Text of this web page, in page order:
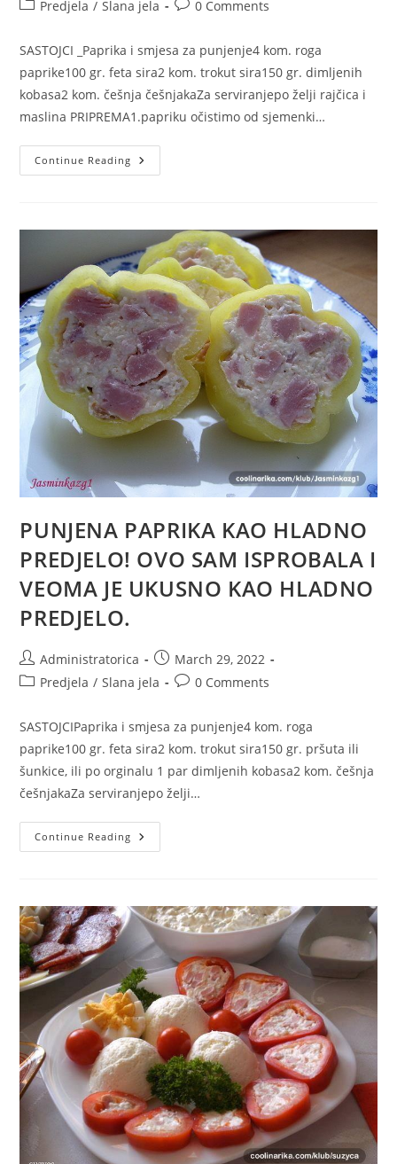
PostPredjela / Slana jela
Post0 Comments
SASTOJCI _Paprika i smjesa za punjenje4 kom. roga
paprike100 gr. feta sira2 kom. trokut sira150 gr. dimljenih
kobasa2 kom. češnja češnjakaZa serviranjepo želji rajčica i
maslina PRIPREMA1.papriku očistimo od sjemenki…
Continue Reading PUNJENA
PAPRIKA
SAM
ISPROBALA
I
VEOMA
JE
UKUSNO
KAO
HLADNO
PREDJELO
PUNJENA PAPRIKA KAO HLADNO
PREDJELO! OVO SAM ISPROBALA I
VEOMA JE UKUSNO KAO HLADNO
PREDJELO.
Post
author:
Administratorica
Post
published:
March 29, 2022
PostPredjela / Slana jela
Post0 Comments
SASTOJCIPaprika i smjesa za punjenje4 kom. roga
paprike100 gr. feta sira2 kom. trokut sira150 gr. pršuta ili
šunkice, ili po orginalu 1 par dimljenih kobasa2 kom. češnja
češnjakaZa serviranjepo želji…
Continue Reading PUNJENA
PAPRIKA
SAM
ISPROBALA
VEOMA
JE
UKUSNO
KAO
HLADNO
PREDJELO.